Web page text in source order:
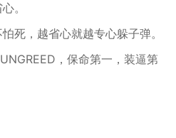
。
死，越省心就越专心躲子弹。
，保命第一，装逼第